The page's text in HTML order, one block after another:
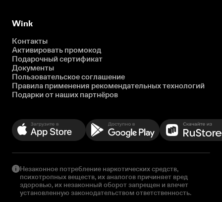
Wink
Контакты
Активировать промокод
Подарочный сертификат
Документы
Пользовательское соглашение
Правила применения рекомендательных технологий
Подарки от наших партнёров
Незаконное потребление наркотических средств,
психотропных веществ, их аналогов причиняет вред
здоровью, их незаконный оборот запрещен и влечет
установленную законодательством ответственность.